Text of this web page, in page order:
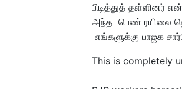
பிடித்துத் தள்ளினர்
அந்த பெண் ரயிலை
எங்களுக்கு பாஜக
This is completely